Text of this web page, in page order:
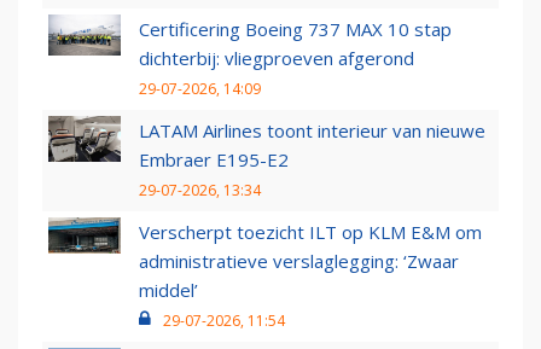
Certificering Boeing 737 MAX 10 stap
dichterbij: vliegproeven afgerond
29-07-2026, 14:09
LATAM Airlines toont interieur van nieuwe
Embraer E195-E2
29-07-2026, 13:34
Verscherpt toezicht ILT op KLM E&M om
administratieve verslaglegging: ‘Zwaar
middel’
29-07-2026, 11:54